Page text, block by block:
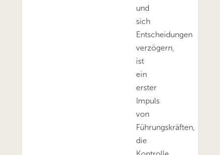
und
sich
Entscheidungen
verzögern,
ist
ein
erster
Impuls
von
Führungskräften,
die